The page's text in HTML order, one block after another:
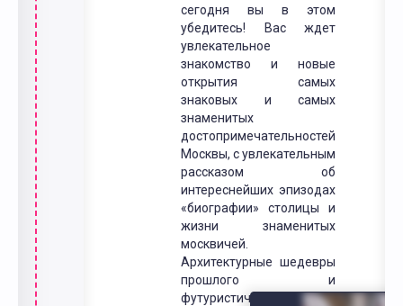
сегодня вы в этом
убедитесь! Вас ждет
увлекательное
знакомство и новые
открытия самых
знаковых и самых
знаменитых
достопримечательностей
Москвы, с увлекательным
рассказом об
интереснейших эпизодах
«биографии» столицы и
жизни знаменитых
москвичей.
Архитектурные шедевры
прошлого и
футуристическая Москва,